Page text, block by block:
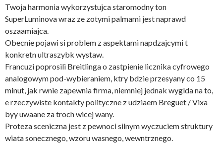
Twoja harmonia wykorzystujca staromodny ton
SuperLuminova wraz ze zotymi palmami jest naprawd
oszaamiajca.
Obecnie pojawi si problem z aspektami napdzajcymi t
konkretn ultraszybk wystaw.
Francuzi poprosili Breitlinga o zastpienie licznika cyfrowego
analogowym pod-wybieraniem, ktry bdzie przesyany co 15
minut, jak rwnie zapewnia firma, niemniej jednak wyglda na to,
e rzeczywiste kontakty polityczne z udziaem Breguet / Vixa
byy uwaane za troch wicej wany.
Proteza sceniczna jest z pewnoci silnym wyczuciem struktury
wiata sonecznego, wzoru wasnego, wewntrznego.